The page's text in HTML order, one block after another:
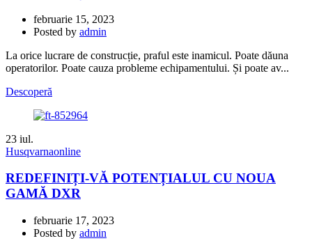
februarie 15, 2023
Posted by admin
La orice lucrare de construcție, praful este inamicul. Poate dăuna
operatorilor. Poate cauza probleme echipamentului. Și poate av...
Descoperă
23 iul.
Husqvarnaonline
REDEFINIȚI-VĂ POTENȚIALUL CU NOUA
GAMĂ DXR
februarie 17, 2023
Posted by admin